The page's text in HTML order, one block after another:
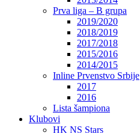
Prva liga – B grupa
2019/2020
2018/2019
2017/2018
2015/2016
2014/2015
Inline Prvenstvo Srbije
2017
2016
Lista šampiona
Klubovi
HK NS Stars